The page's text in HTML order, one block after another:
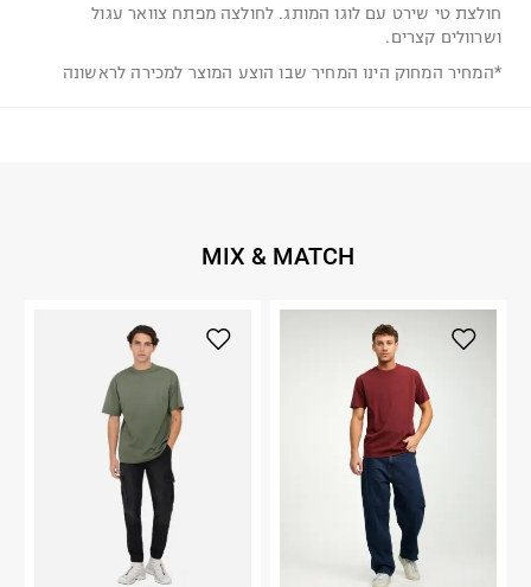
חולצת טי שירט עם לוגו המותג. לחולצה מפתח צוואר עגול
ושרוולים קצרים.
*המחיר המחוק הינו המחיר שבו הוצע המוצר למכירה לראשונה
MIX & MATCH